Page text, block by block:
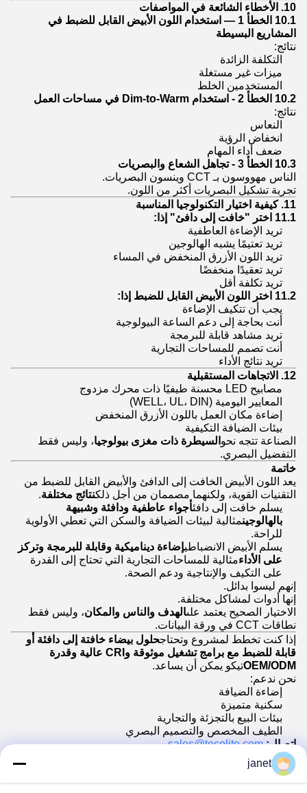
10. الأخطاء الشائعة في المواصفات
10.1 الخطأ 1 — استخدام اللون الأبيض القابل للضبط في
المشاريع البسيطة
نتائج:
التكلفة الزائدة
ميزات غير مستغلة
المستخدمين الخلط
10.2 الخطأ 2 - استخدام Dim-to-Warm في مساحات العمل
نتائج:
النعاس
انخفاض الرؤية
ضعف أداء المهام
10.3 الخطأ 3 - تجاهل الشعاع والبصريات
الناس مهووسون بـ CCT وينسون البصريات.
تجربة تشكيل البصريات أكثر من اللون.
11. كيفية اختيار التكنولوجيا المناسبة
11.1 اختر "خافت إلى دافئ" إذا:
تريد الإضاءة العاطفية
تريد تعتيمًا يشبه الهالوجين
تريد اللون الأزرق المنخفض في المساء
تريد تعقيدًا منخفضًا
تريد تكلفة أقل
11.2 اختر اللون الأبيض القابل للضبط إذا:
يجب أن تتكيف الإضاءة
أنت بحاجة إلى دعم الساعة البيولوجية
تريد مشاهد قابلة للبرمجة
أنت تصمم للمساحات التجارية
تريد نتائج الأداء
12. الاتجاهات المستقبلية
مصابيح LED محسنة طيفيًا ذات محرك مزدوج
المعايير اليومية (WELL، UL، DIN)
إضاءة مكان العمل باللون الأزرق المنخفض
بيئات الضيافة التكيفية
الصناعة تتجه نحو السيطرة ذات مغزى بيولوجيا، وليس فقط
التفضيل البصري.
خاتمة
يعد اللون الأبيض الخافت إلى الدافئ والأبيض القابل للضبط من
التقنيات القوية، ولكنهما مصممان من أجل ذلكنتائج مختلفة.
يسلم خافت إلى دافئأجواء عاطفية ودافئة وشبيهة
بالهالوجينمثالية لبيئات الضيافة والسكن التي تعطي الأولوية
للراحة.
يسلم الأبيض الانضباطيإضاءة ديناميكية وقابلة للبرمجة وتركز
على الأداءمثالية للمساحات التجارية التي تحتاج إلى القدرة
على التكيف والإنتاجية ودعم الصحة.
إنهم ليسوا بدائل.
إنها أدوات لمشاكل مختلفة.
الاختيار الصحيح يعتمد علىالهدف والناس والمكان، وليس فقط
نطاقات CCT في ورقة البيانات.
إذا كنت تخطط لمشروع وتحتاجحلول بيضاء خافتة إلى دافئة أو
قابلة للضبط مع برامج تشغيل موثوقة وCRI عالية وقدرة
OEM/ODMتيكو يمكن أن يساعد.
نحن ندعم:
إضاءة الضيافة
سكنية متميزة
بيئات البيع بالتجزئة والتجارية
الطيف المخصص والتصميم البصري
اتصال: sales@tecolite.com
موقع إلكتروني:
مشاركة متطلبات التطبيق الخاص بك أو ورقة المواصفات -
سنساعدك على اختيار التكنولوجيا التي تناسب السلوك البشري،
janet